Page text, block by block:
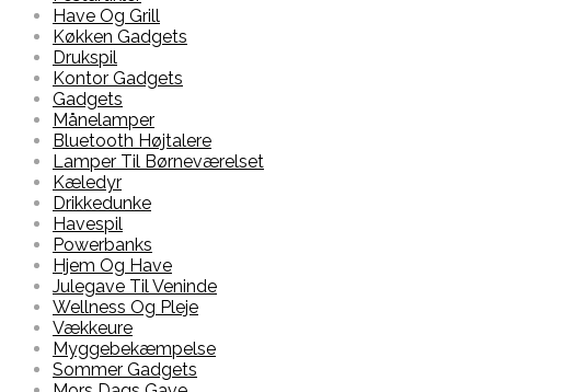
Have Og Grill
Køkken Gadgets
Drukspil
Kontor Gadgets
Gadgets
Månelamper
Bluetooth Højtalere
Lamper Til Børneværelset
Kæledyr
Drikkedunke
Havespil
Powerbanks
Hjem Og Have
Julegave Til Veninde
Wellness Og Pleje
Vækkeure
Myggebekæmpelse
Sommer Gadgets